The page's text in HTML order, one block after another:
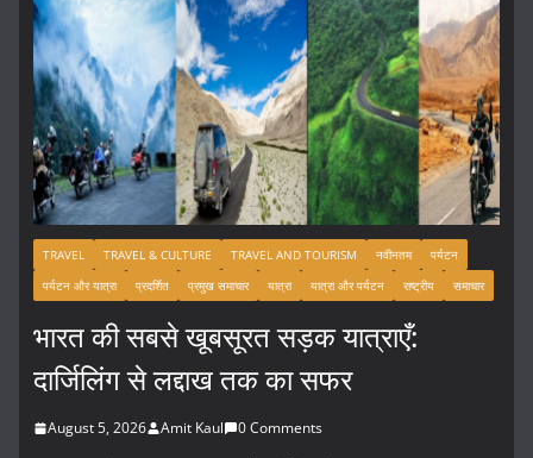
TRAVEL TRAVEL & CULTURE TRAVEL AND TOURISM नवीनतम
पर्यटन
पर्यटन और यात्रा
प्रदर्शित प्रमुख समाचार यात्रा यात्रा और पर्यटन राष्ट्रीय समाचार
भारत की सबसे खूबसूरत सड़क यात्राएँ:
दार्जिलिंग से लद्दाख तक का सफर
August 5, 2026 Amit Kaul 0 Comments